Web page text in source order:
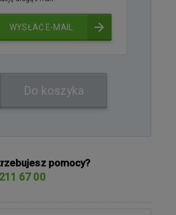
WYSŁAĆ E-MAIL
Do koszyka
pomocy?
67 00